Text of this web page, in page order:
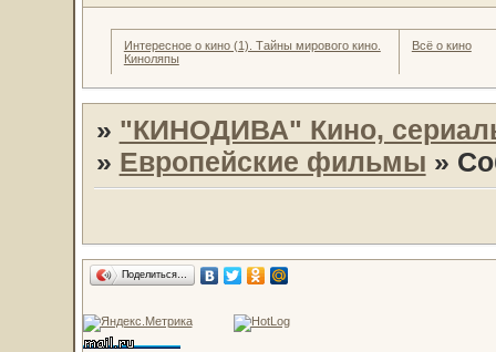
Интересное о кино (1). Тайны мирового кино.
Киноляпы
Всё о кино
» "КИНОДИВА" Кино,
» Европейские фильмы »
Поделиться…